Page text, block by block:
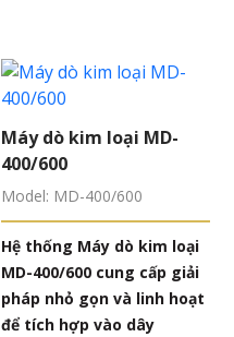
Máy dò kim loại MD-
400/600
Model: MD-400/600
Hệ thống Máy dò kim loại
MD-400/600 cung cấp giải
pháp nhỏ gọn và linh hoạt
để tích hợp vào dây